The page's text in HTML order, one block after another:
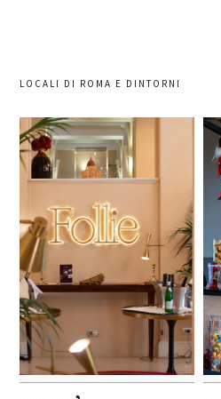
LOCALI DI ROMA E DINTORNI